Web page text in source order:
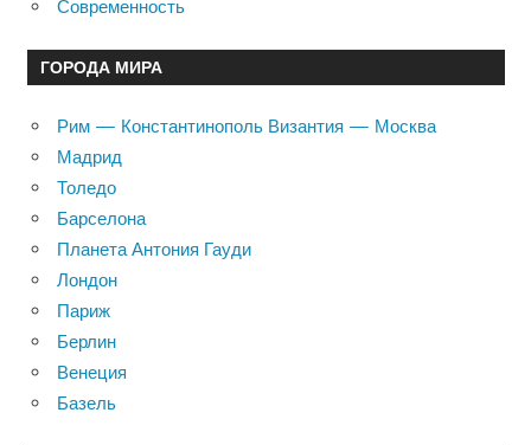
Современность
ГОРОДА МИРА
Рим — Константинополь Византия — Москва
Мадрид
Толедо
Барселона
Планета Антония Гауди
Лондон
Париж
Берлин
Венеция
Базель